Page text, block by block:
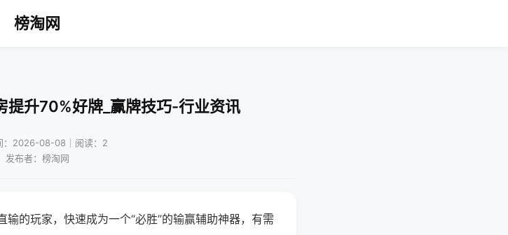
榜淘网
提升70%好牌_赢牌技巧-行业资讯
：2026-08-08｜阅读：2
发布者：榜淘网
的玩家，快速成为一个“必胜”的输赢辅助神器，有需